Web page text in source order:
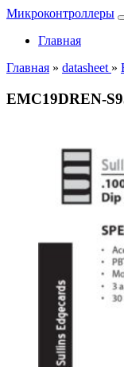
Микроконтроллеры
Главная
Главная » datasheet »
EMC19DREN-